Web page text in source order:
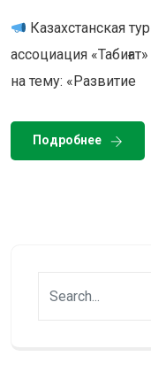
Казахстанская
ассоциация
на тему: «Развитие
Подробнее